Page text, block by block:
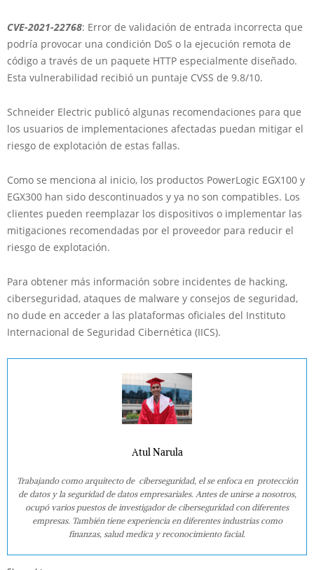
CVE-2021-22768: Error de validación de entrada incorrecta que
podría provocar una condición DoS o la ejecución remota de
código a través de un paquete HTTP especialmente diseñado.
Esta vulnerabilidad recibió un puntaje CVSS de 9.8/10.
Schneider Electric publicó algunas recomendaciones para que
los usuarios de implementaciones afectadas puedan mitigar el
riesgo de explotación de estas fallas.
Como se menciona al inicio, los productos PowerLogic EGX100 y
EGX300 han sido descontinuados y ya no son compatibles. Los
clientes pueden reemplazar los dispositivos o implementar las
mitigaciones recomendadas por el proveedor para reducir el
riesgo de explotación.
Para obtener más información sobre incidentes de hacking,
ciberseguridad, ataques de malware y consejos de seguridad,
no dude en acceder a las plataformas oficiales del Instituto
Internacional de Seguridad Cibernética (IICS).
Atul Narula
Trabajando como arquitecto de ciberseguridad, el se enfoca en protección
de datos y la seguridad de datos empresariales. Antes de unirse a nosotros,
ocupó varios puestos de investigador de ciberseguridad con diferentes
empresas. También tiene experiencia en diferentes industrias como
finanzas, salud medica y reconocimiento facial.